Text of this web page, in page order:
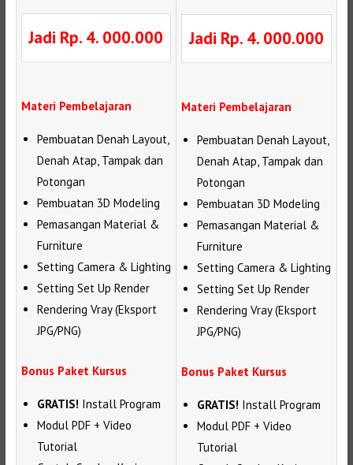
Jadi Rp. 4. 000.000
Materi Pembelajaran
Pembuatan Denah Layout,
Denah Atap, Tampak dan
Potongan
Pembuatan 3D Modeling
Pemasangan Material &
Furniture
Setting Camera & Lighting
Setting Set Up Render
Rendering Vray (Eksport
JPG/PNG)
Bonus Paket Kursus
GRATIS! Install Program
Modul PDF + Video
Tutorial
Jadi Rp. 4. 000.000
Materi Pembelajaran
Pembuatan Denah Layout,
Denah Atap, Tampak dan
Potongan
Pembuatan 3D Modeling
Pemasangan Material &
Furniture
Setting Camera & Lighting
Setting Set Up Render
Rendering Vray (Eksport
JPG/PNG)
Bonus Paket Kursus
GRATIS! Install Program
Modul PDF + Video
Tutorial